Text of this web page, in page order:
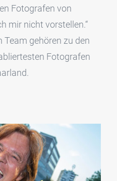
Fotografen von
mir nicht vorstellen.“
Team gehören zu den
Fotografen